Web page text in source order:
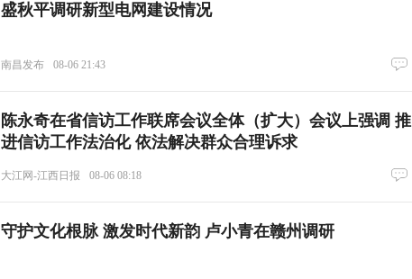
盛秋平调研新型电网建设情况
南昌发布 08-06 21:43
陈永奇在省信访工作联席会议全体（扩大）会议上强调 推
进信访工作法治化 依法解决群众合理诉求
大江网-江西日报 08-06 08:18
守护文化根脉 激发时代新韵 卢小青在赣州调研